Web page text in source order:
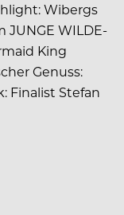
Wibergs
JUNGE WILDE-
King
Genuss:
Finalist Stefan